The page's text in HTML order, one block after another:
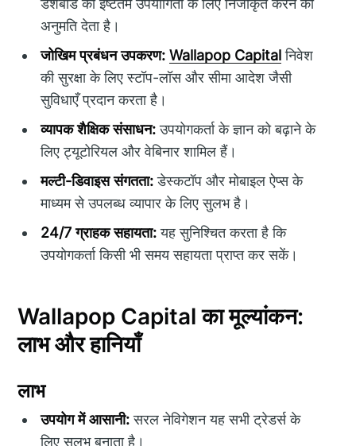
डैशबोर्ड को इष्टतम उपयोगिता के लिए निजीकृत करने की
अनुमति देता है।
जोखिम प्रबंधन उपकरण: Wallapop Capitalनिवेश
की सुरक्षा के लिए स्टॉप-लॉस और सीमा आदेश जैसी
सुविधाएँ प्रदान करता है।
व्यापक शैक्षिक संसाधन:उपयोगकर्ता के ज्ञान को बढ़ाने के
लिए ट्यूटोरियल और वेबिनार शामिल हैं।
मल्टी-डिवाइस संगतता:डेस्कटॉप और मोबाइल ऐप्स के
माध्यम से उपलब्ध व्यापार के लिए सुलभ है।
24/7 ग्राहक सहायता:यह सुनिश्चित करता है कि
उपयोगकर्ता किसी भी समय सहायता प्राप्त कर सकें।
Wallapop Capital का मूल्यांकन:
लाभ और हानियाँ
लाभ
उपयोग में आसानी:सरल नेविगेशन यह सभी ट्रेडर्स के
लिए सुलभ बनाता है।